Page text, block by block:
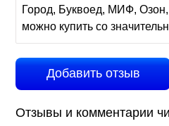
Город, Буквоед, МИФ,
можно купить со
Добавить отзыв
Отзывы и комментарии